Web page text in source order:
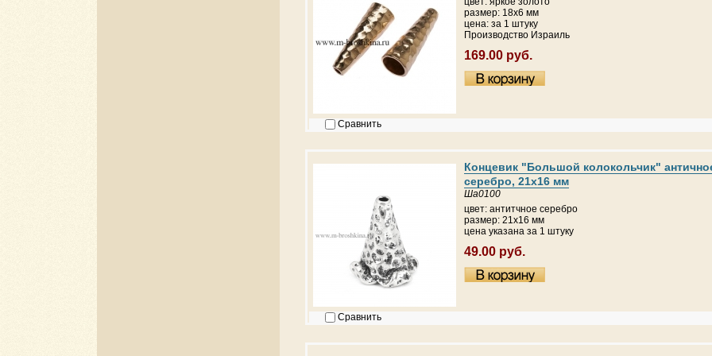
размер: 18х6 мм
цена: за 1 штуку
Производство Израиль
169.00 руб.
Сравнить
Концевик "Большой колокольчик"
серебро, 21х16 мм
Ша0100
цвет: антитчное серебро
размер: 21х16 мм
цена указана за 1 штуку
49.00 руб.
Сравнить